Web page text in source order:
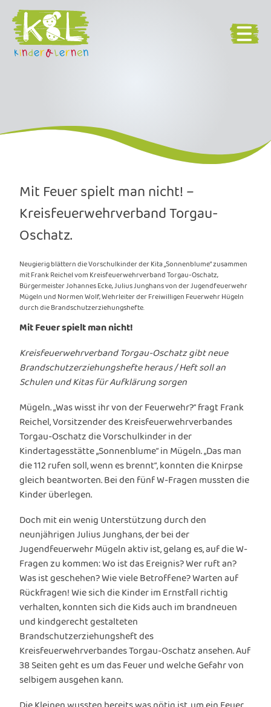
Mit Feuer spielt man nicht! –
Kreisfeuerwehrverband Torgau-
Oschatz.
Neugierig blättern die Vorschulkinder der Kita „Sonnenblume“ zusammen
mit Frank Reichel vom Kreisfeuerwehrverband Torgau-Oschatz,
Bürgermeister Johannes Ecke, Julius Junghans von der Jugendfeuerwehr
Mügeln und Normen Wolf, Wehrleiter der Freiwilligen Feuerwehr Hügeln
durch die Brandschutzerziehungshefte.
Mit Feuer spielt man nicht!
Kreisfeuerwehrverband Torgau-Oschatz gibt neue
Brandschutzerziehungshefte heraus / Heft soll an
Schulen und Kitas für Aufklärung sorgen
Mügeln. „Was wisst ihr von der Feuerwehr?“ fragt Frank
Reichel, Vorsitzender des Kreisfeuerwehrverbandes
Torgau-Oschatz die Vorschulkinder in der
Kindertagesstätte „Sonnenblume“ in Mügeln. „Das man
die 112 rufen soll, wenn es brennt“, konnten die Knirpse
gleich beantworten. Bei den fünf W-Fragen mussten die
Kinder überlegen.
Doch mit ein wenig Unterstützung durch den
neunjährigen Julius Junghans, der bei der
Jugendfeuerwehr Mügeln aktiv ist, gelang es, auf die W-
Fragen zu kommen: Wo ist das Ereignis? Wer ruft an?
Was ist geschehen? Wie viele Betroffene? Warten auf
Rückfragen! Wie sich die Kinder im Ernstfall richtig
verhalten, konnten sich die Kids auch im brandneuen
und kindgerecht gestalteten
Brandschutzerziehungsheft des
Kreisfeuerwehrverbandes Torgau-Oschatz ansehen. Auf
38 Seiten geht es um das Feuer und welche Gefahr von
selbigem ausgehen kann.